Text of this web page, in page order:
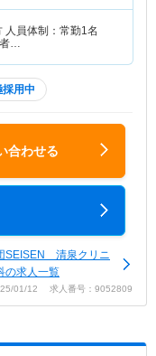
者…
採用中
合わせる
SEISEN 清泉クリニ
の求人一覧
01/12 求人番号：9052809